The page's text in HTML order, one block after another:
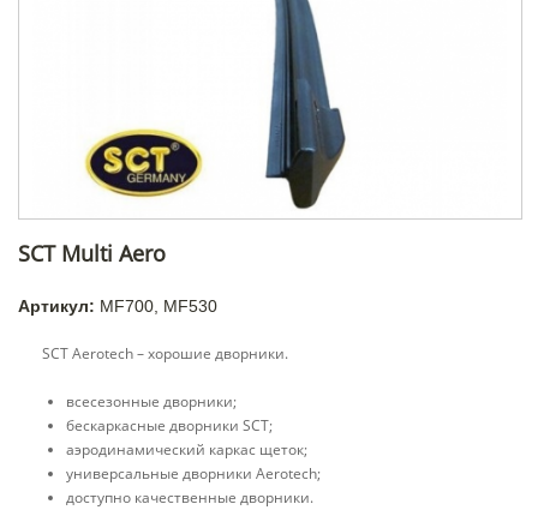
SCT Multi Aero
Артикул: MF700, MF530
SCT Aerotech – хорошие дворники.
всесезонные дворники;
бескаркасные дворники SCT;
аэродинамический каркас щеток;
универсальные дворники Aerotech;
доступно качественные дворники.